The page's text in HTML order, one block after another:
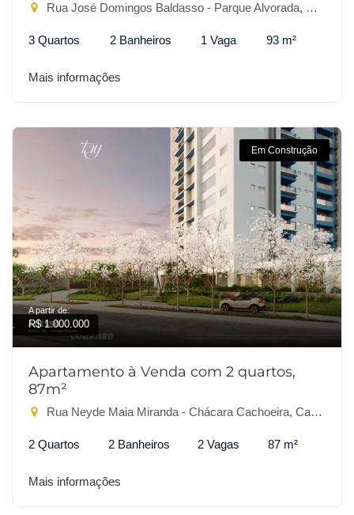
Rua José Domingos Baldasso - Parque Alvorada, Dourados-MS
3 Quartos 2 Banheiros 1 Vaga 93 m²
Mais informações
Em Construção
A partir de:
R$ 1.000.000
Apartamento à Venda com 2 quartos,
87m²
Rua Neyde Maia Miranda - Chácara Cachoeira, Campo Grande-MS
2 Quartos 2 Banheiros 2 Vagas 87 m²
Mais informações